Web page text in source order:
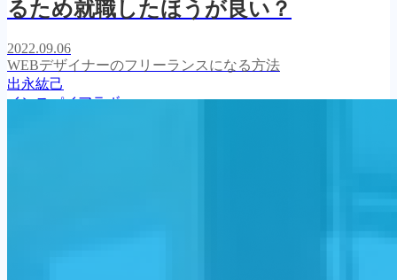
るため就職したほうが良い？
2022.09.06
WEBデザイナーのフリーランスになる方法
出永紘己
インスパイアラボ